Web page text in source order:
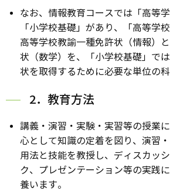
なお、情報教育コースでは「高等
「小学校基礎」があり、「高等学
高等学校教諭一種免許状（情報）
状（数学）を、「小学校基礎」で
状を取得するために必要な単位の科
2．教育方法
講義・演習・実験・実習等の授業
心として知識の定着を図り、演習
用法と技能を教授し、ディスカッ
ク、プレゼンテーション等の実践
養います。